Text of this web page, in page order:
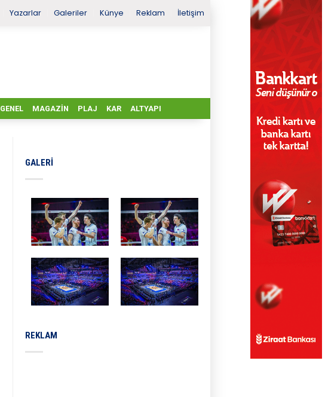
Yazarlar Galeriler Künye Reklam İletişim
GENEL MAGAZIN PLAJ KAR ALTYAPI
GALERI
REKLAM